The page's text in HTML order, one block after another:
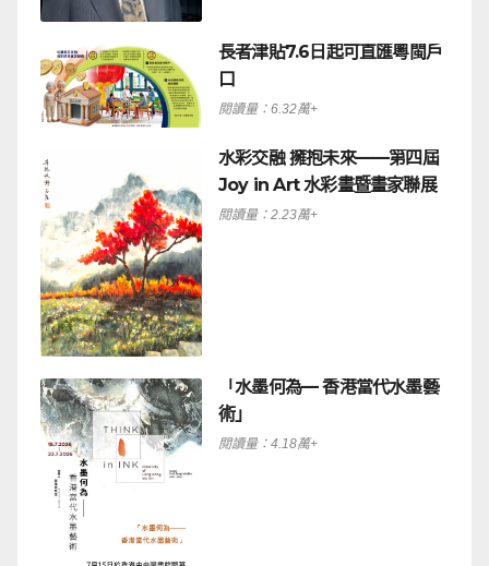
長者津貼7.6日起可直匯粵閩戶
口
閱讀量：6.32萬+
水彩交融 擁抱未來——第四屆
Joy in Art 水彩畫暨畫家聯展
閱讀量：2.23萬+
「水墨何為— 香港當代水墨藝
術」
閱讀量：4.18萬+